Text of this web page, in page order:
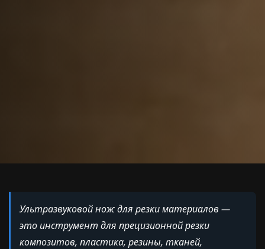
Ультразвуковой нож для резки материалов —
это инструмент для прецизионной резки
композитов, пластика, резины, тканей,